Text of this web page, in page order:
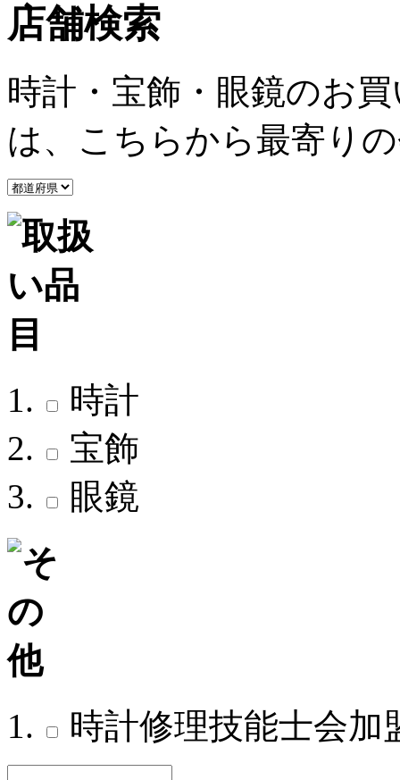
店舗検索
時計・宝飾・眼鏡のお
は、こちらから最寄り
時計
宝飾
眼鏡
時計修理技能士会加